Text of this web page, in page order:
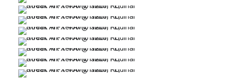
…
…
…
…
…
…
…